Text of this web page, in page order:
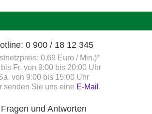
0 900 / 18 12 345
0,69 Euro / Min.)*
bis Fr. von 9:00 bis 20:00 Uhr
von 9:00 bis 15:00 Uhr
senden Sie uns eine E-Mail .
Fragen und Antworten